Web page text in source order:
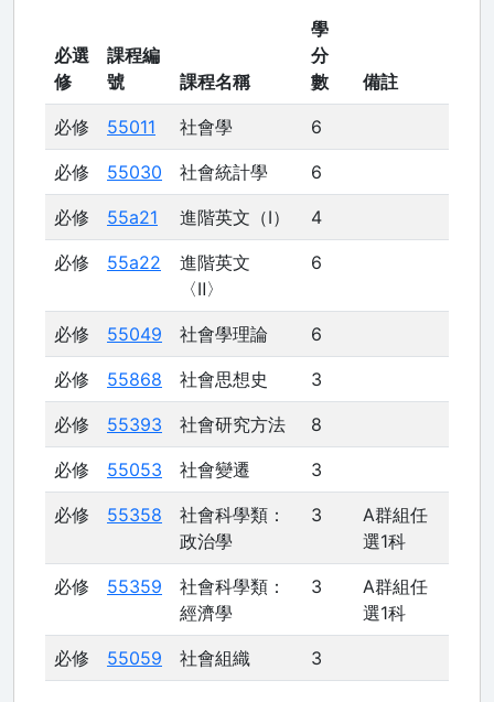
必選
修
課程編
號
課程名稱
學
分
數
備註
必修 55011 社會學 6
必修 55030 社會統計學 6
必修 55a21 進階英文（Ⅰ） 4
必修 55a22
進階英文
〈Ⅱ〉
6
必修 55049 社會學理論 6
必修 55868 社會思想史 3
必修 55393 社會研究方法 8
必修 55053 社會變遷 3
必修 55358
社會科學類：
政治學
3
A群組任
選1科
必修 55359
社會科學類：
經濟學
3
A群組任
選1科
必修 55059 社會組織 3